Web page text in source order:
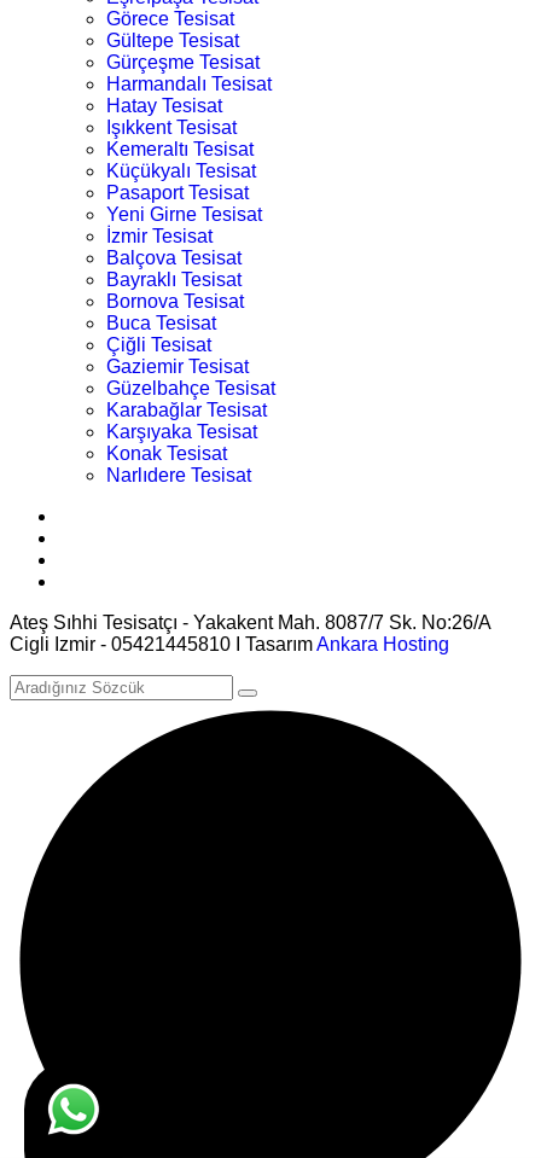
Görece Tesisat
Gültepe Tesisat
Gürçeşme Tesisat
Harmandalı Tesisat
Hatay Tesisat
Işıkkent Tesisat
Kemeraltı Tesisat
Küçükyalı Tesisat
Pasaport Tesisat
Yeni Girne Tesisat
İzmir Tesisat
Balçova Tesisat
Bayraklı Tesisat
Bornova Tesisat
Buca Tesisat
Çiğli Tesisat
Gaziemir Tesisat
Güzelbahçe Tesisat
Karabağlar Tesisat
Karşıyaka Tesisat
Konak Tesisat
Narlıdere Tesisat
Ateş Sıhhi Tesisatçı - Yakakent Mah. 8087/7 Sk. No:26/A
Cigli Izmir - 05421445810 I TasarımAnkara Hosting